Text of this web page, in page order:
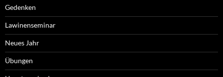
Gedenken
Lawinenseminar
Neues Jahr
Übungen